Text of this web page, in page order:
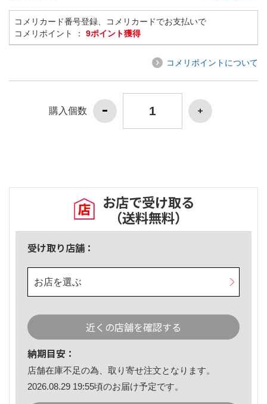
コメリカード番号登録、コメリカードでお支払いで
コメリポイント ： 9ポイント獲得
コメリポイントについて
購入個数
お店で受け取る
（送料無料）
受け取り店舗：
お店を選ぶ
近くの店舗を確認する
納期目安：
店舗在庫不足の為、取り寄せ注文となります。
2026.08.29 19:55頃のお届け予定です。